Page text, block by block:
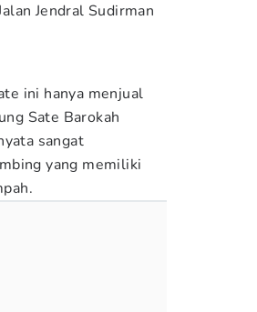
Jendral Sudirman
ini hanya menjual
Sate Barokah
sangat
yang memiliki